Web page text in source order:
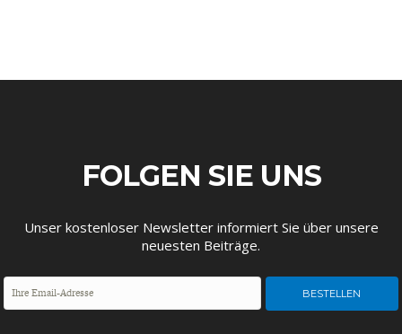
FOLGEN SIE UNS
Unser kostenloser Newsletter informiert Sie über unsere
neuesten Beiträge.